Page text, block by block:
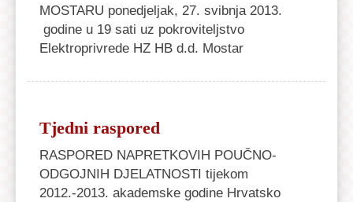
MOSTARU ponedjeljak, 27. svibnja 2013.
godine u 19 sati uz pokroviteljstvo
Elektroprivrede HZ HB d.d. Mostar
Tjedni raspored
RASPORED NAPRETKOVIH POUČNO-
ODGOJNIH DJELATNOSTI tijekom
2012.-2013. akademske godine Hrvatsko